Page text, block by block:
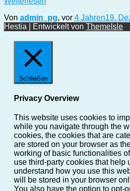
Von admin_pg, vor 4 Jahren19.
Hestia | Entwickelt von ThemeIsle
Schließen
Privacy Overview
This website uses cookies to
while you navigate through the
cookies, the cookies that are
are stored on your browser as
working of basic functionalities
use third-party cookies that help
understand how you use this
will be stored in your browser
You also have the option to opt-